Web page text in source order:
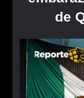
de